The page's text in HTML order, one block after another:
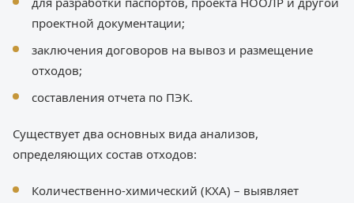
проектной документации;
заключения договоров на вывоз и размещение
отходов;
составления отчета по ПЭК.
Существует два основных вида анализов,
определяющих состав отходов:
Количественно-химический (КХА) – выявляет